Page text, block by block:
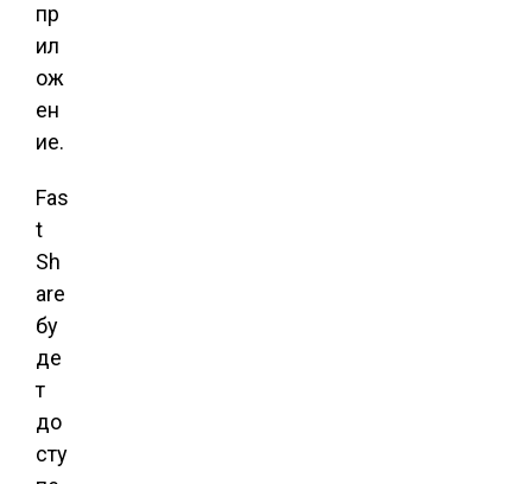
пр
ил
ож
ен
ие.
Fas
t
Sh
are
бу
де
т
до
сту